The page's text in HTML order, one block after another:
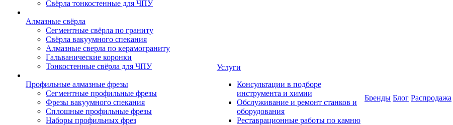
Свёрла тонкостенные для ЧПУ
Алмазные свёрла
Сегментные свёрла по граниту
Свёрла вакуумного спекания
Алмазные сверла по керамограниту
Гальванические коронки
Тонкостенные свёрла для ЧПУ
Профильные алмазные фрезы
Сегментные профильные фрезы
Фрезы вакуумного спекания
Сплошные профильные фрезы
Наборы профильных фрез
Услуги
Консультации в подборе
инструмента и химии
Обслуживание и ремонт станков и
оборудования
Реставрационные работы по камню
Бренды Блог Распродажа